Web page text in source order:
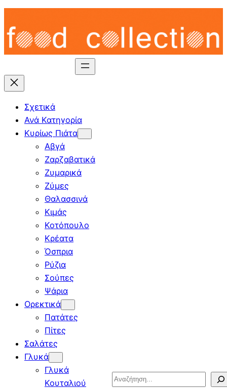
Skip
content
Σχετικά
Ανά Κατηγορία
Κυρίως Πιάτα
Αβγά
Ζαρζαβατικά
Ζυμαρικά
Ζύμες
Θαλασσινά
Κιμάς
Κοτόπουλο
Κρέατα
Όσπρια
Ρύζια
Σούπες
Ψάρια
Ορεκτικά
Πατάτες
Πίτες
Σαλάτες
Γλυκά
Γλυκά
Κουταλιού
Search